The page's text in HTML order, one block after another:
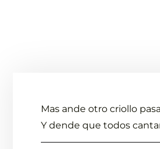
Mas ande otro criollo
Y dende que todos